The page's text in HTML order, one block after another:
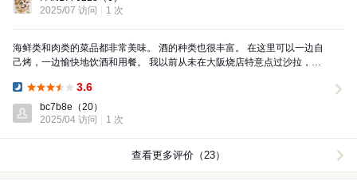
2025/07 访问
1 次
海鲜类和肉类的菜品都非常美味。 酒的种类也很丰富。 在这里可以一边自
己烤，一边愉快地饮酒和用餐。 我以前从未在大阪烧店特意点过沙拉，但
3.6
bc7b8e （20）
2025/04 访问
1 次
查看更多评价（23）